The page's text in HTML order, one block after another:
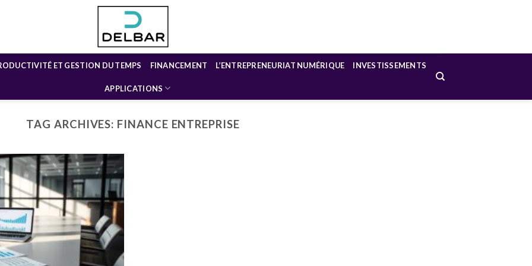
ET GESTION DU TEMPS FINANCEMENT L’ENTREPRENEURIAT NUMÉRIQUE INVESTISSEMENTS
APPLICATIONS
TAG ARCHIVES: FINANCE ENTREPRISE